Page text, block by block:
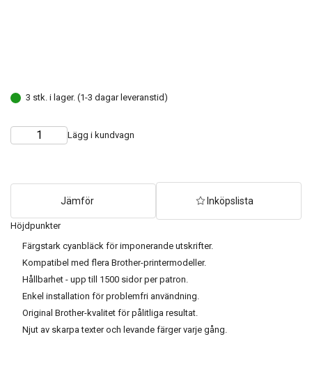
Höjdpunkter
Färgstark cyanbläck för imponerande utskrifter.
Kompatibel med flera Brother-printermodeller.
Hållbarhet - upp till 1500 sidor per patron.
Enkel installation för problemfri användning.
Original Brother-kvalitet för pålitliga resultat.
Njut av skarpa texter och levande färger varje gång.
3 stk. i lager. (1-3 dagar leveranstid)
Choose
Quantity Lägg i kundvagn
Jämför Inköpslista